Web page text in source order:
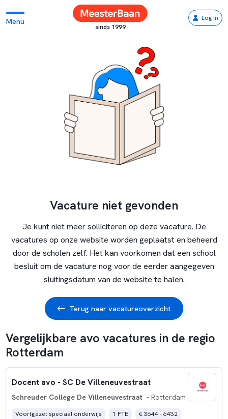
Menu
sinds 1999
Log in
Vacature niet gevonden
Je kunt niet meer solliciteren op deze vacature. De
vacatures op onze website worden geplaatst en beheerd
door de scholen zelf. Het kan voorkomen dat een school
besluit om de vacature nog voor de eerder aangegeven
sluitingsdatum van de website te halen.
Terug naar vacatureoverzicht
Vergelijkbare avo vacatures in de regio
Rotterdam
Docent avo - SC De Villeneuvestraat
Schreuder College De Villeneuvestraat - Rotterdam
Voortgezet speciaal onderwijs 1 FTE € 3644 - 6432